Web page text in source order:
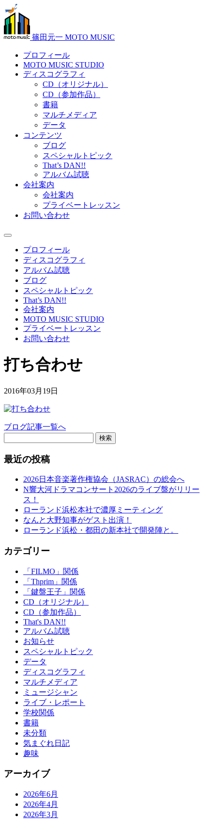
篠田元一 MOTO MUSIC
プロフィール
MOTO MUSIC STUDIO
ディスコグラフィ
CD（オリジナル）
CD（参加作品）
書籍
マルチメディア
データ
コンテンツ
ブログ
スペシャルトピック
That’s DAN!!
アルバム試聴
会社案内
会社案内
プライベートレッスン
お問い合わせ
プロフィール
ディスコグラフィ
アルバム試聴
ブログ
スペシャルトピック
That’s DAN!!
会社案内
MOTO MUSIC STUDIO
プライベートレッスン
お問い合わせ
打ち合わせ
2016年03月19日
ブログ記事一覧へ
検索
最近の投稿
2026日本音楽著作権協会（JASRAC）の総会へ
N響大河ドラマコンサート2026のライブ盤がリリー
ス！
ローランド浜松本社で濃厚ミーティング
なんと大野知事がゲスト出演！
ローランド浜松・都田の新本社で開発陣と。
カテゴリー
「FILMO」関係
「Thprim」関係
「鍵盤王子」関係
CD（オリジナル）
CD（参加作品）
That's DAN!!
アルバム試聴
お知らせ
スペシャルトピック
データ
ディスコグラフィ
マルチメディア
ミュージシャン
ライブ・レポート
学校関係
書籍
未分類
気まぐれ日記
趣味
アーカイブ
2026年6月
2026年4月
2026年3月